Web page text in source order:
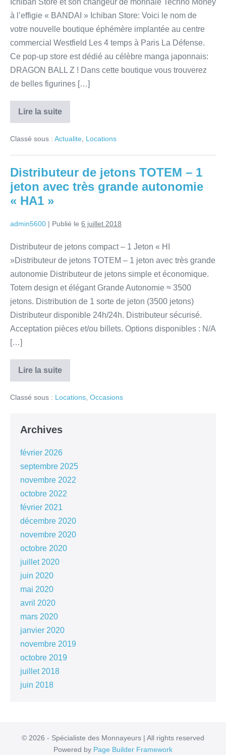
à l’effigie « BANDAI » Ichiban Store: Voici le nom de
votre nouvelle boutique éphémère implantée au centre
commercial Westfield Les 4 temps à Paris La Défense.
Ce pop-up store est dédié au célèbre manga japonnais:
DRAGON BALL Z ! Dans cette boutique vous trouverez
de belles figurines […]
Lire la suite
Classé sous : Actualite Locations
Distributeur de jetons TOTEM – 1
jeton avec très grande autonomie
« HA1 »
admin5600 | Publié le 6 juillet 2018
Distributeur de jetons compact – 1 Jeton « HI
»Distributeur de jetons TOTEM – 1 jeton avec très grande
autonomie Distributeur de jetons simple et économique.
Totem design et élégant Grande Autonomie ≈ 3500
jetons. Distribution de 1 sorte de jeton (3500 jetons)
Distributeur disponible 24h/24h. Distributeur sécurisé.
Acceptation pièces et/ou billets. Options disponibles : N/A
[…]
Lire la suite
Classé sous : Locations Occasions
Archives
février 2026
septembre 2025
novembre 2022
octobre 2022
février 2021
décembre 2020
novembre 2020
octobre 2020
juillet 2020
juin 2020
mai 2020
avril 2020
mars 2020
janvier 2020
novembre 2019
octobre 2019
juillet 2018
juin 2018
© 2026 - Spécialiste des Monnayeurs | All rights reserved
Powered by Page Builder Framework